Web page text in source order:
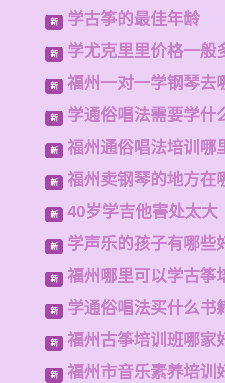
新 学古筝的最佳年龄
新 学尤克里里价格一般
新 福州一对一学钢琴去
新 学通俗唱法需要学什
新 福州通俗唱法培训哪
新 福州卖钢琴的地方在
新 40岁学吉他害处太大
新 学声乐的孩子有哪些
新 福州哪里可以学古筝
新 学通俗唱法买什么书
新 福州古筝培训班哪家
新 福州市音乐素养培训